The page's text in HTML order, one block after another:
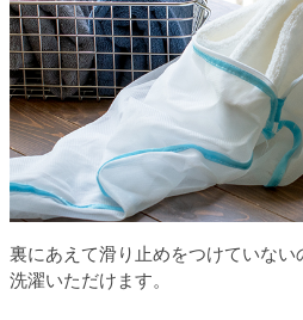
裏にあえて滑り止めをつけていな
洗濯いただけます。